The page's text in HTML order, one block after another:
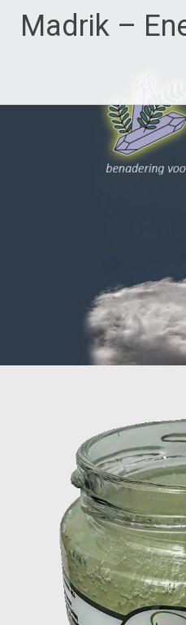
Madrik –